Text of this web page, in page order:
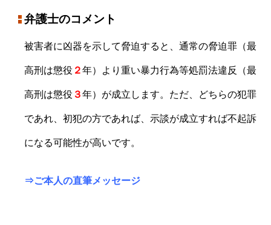
弁護士のコメント
被害者に凶器を示して脅迫すると、通常の脅迫罪（最
高刑は懲役 ２年）より重い暴力行為等処罰法違反（最
高刑は懲役 ３年）が成立します。 ただ、どちらの犯罪
であれ、初犯の方であれば、示談が成立すれば不起訴
になる可能性が高いです。
⇒ご本人の直筆メッセージ